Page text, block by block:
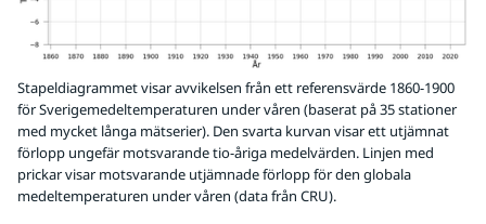
Stapeldiagrammet visar avvikelsen från ett referensvärde 1860-1900
för Sverigemedeltemperaturen under våren (baserat på 35 stationer
med mycket långa mätserier). Den svarta kurvan visar ett utjämnat
förlopp ungefär motsvarande tio-åriga medelvärden. Linjen med
prickar visar motsvarande utjämnade förlopp för den globala
medeltemperaturen under våren (data från CRU).